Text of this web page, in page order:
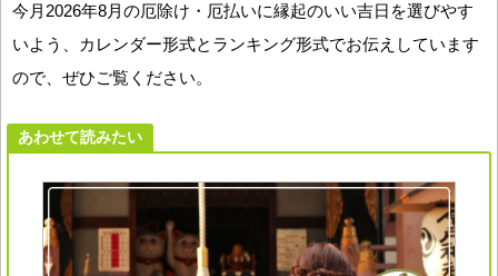
今月2026年8月の厄除け・厄払いに縁起のいい吉日を選びやす
いよう、カレンダー形式とランキング形式でお伝えしています
ので、ぜひご覧ください。
あわせて読みたい